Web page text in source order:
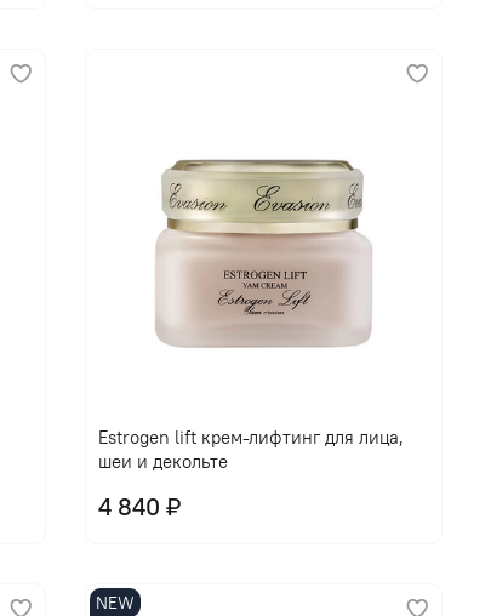
Еstrogen lift крем-лифтинг для лица,
шеи и декольте
4 840 ₽
NEW